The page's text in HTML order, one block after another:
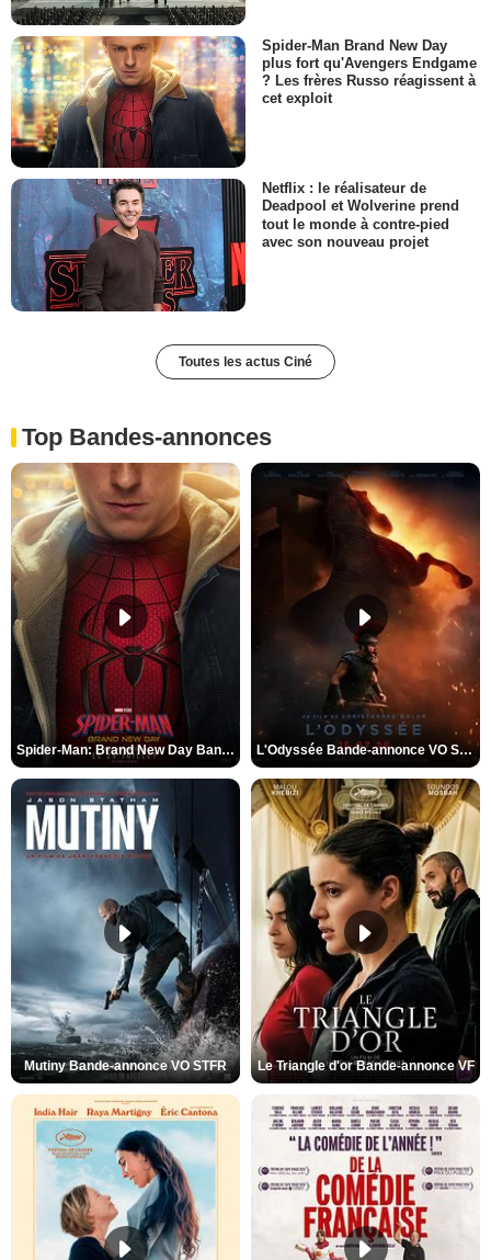
Spider-Man Brand New Day
plus fort qu'Avengers Endgame
? Les frères Russo réagissent à
cet exploit
Netflix : le réalisateur de
Deadpool et Wolverine prend
tout le monde à contre-pied
avec son nouveau projet
Toutes les actus Ciné
Top Bandes-annonces
Spider-Man: Brand New Day Bande-annonce VO STFR L'Odyssée Bande-annonce VO STFR
Mutiny Bande-annonce VO STFR Le Triangle d'or Bande-annonce VF